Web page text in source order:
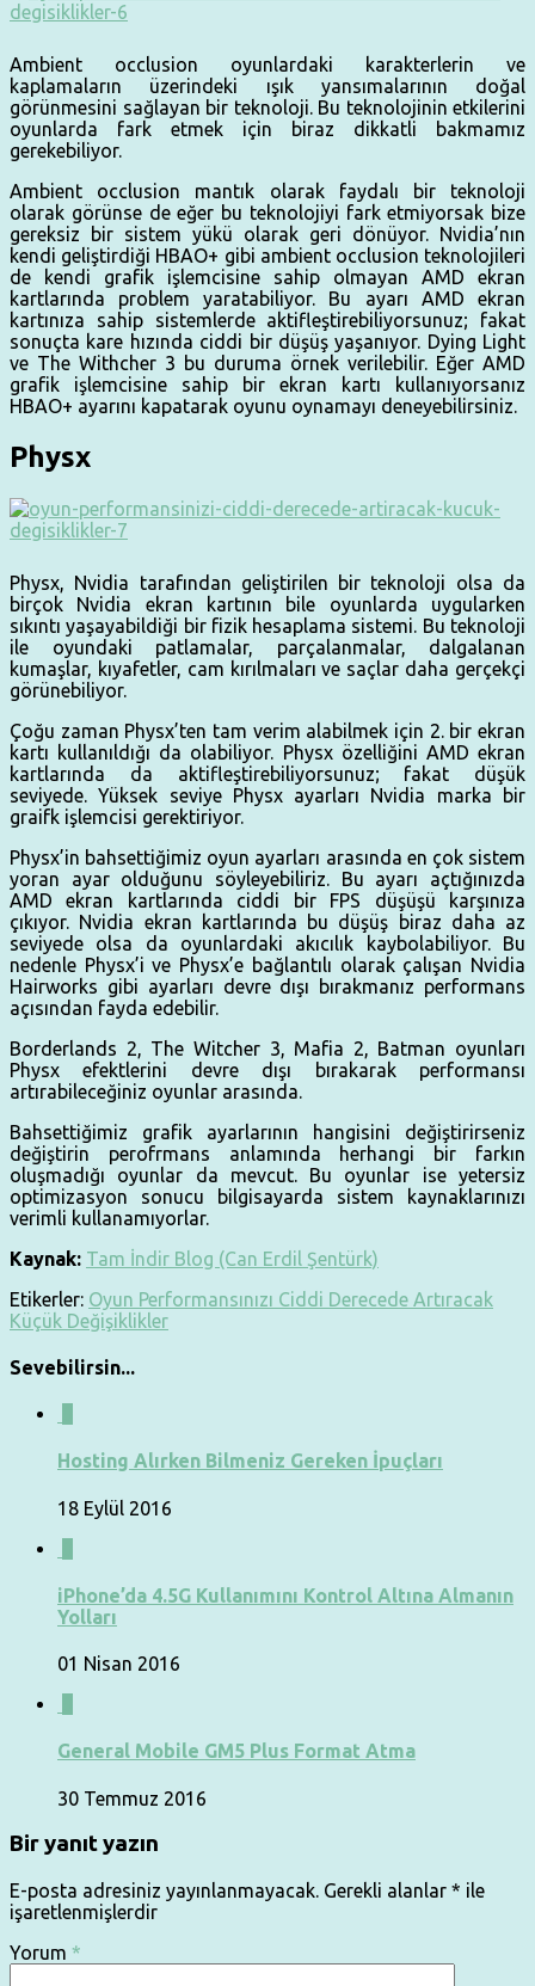
Ambient occlusion oyunlardaki karakterlerin ve
kaplamaların üzerindeki ışık yansımalarının doğal
görünmesini sağlayan bir teknoloji. Bu teknolojinin etkilerini
oyunlarda fark etmek için biraz dikkatli bakmamız
gerekebiliyor.
Ambient occlusion mantık olarak faydalı bir teknoloji
olarak görünse de eğer bu teknolojiyi fark etmiyorsak bize
gereksiz bir sistem yükü olarak geri dönüyor. Nvidia’nın
kendi geliştirdiği HBAO+ gibi ambient occlusion teknolojileri
de kendi grafik işlemcisine sahip olmayan AMD ekran
kartlarında problem yaratabiliyor. Bu ayarı AMD ekran
kartınıza sahip sistemlerde aktifleştirebiliyorsunuz; fakat
sonuçta kare hızında ciddi bir düşüş yaşanıyor. Dying Light
ve The Withcher 3 bu duruma örnek verilebilir. Eğer AMD
grafik işlemcisine sahip bir ekran kartı kullanıyorsanız
HBAO+ ayarını kapatarak oyunu oynamayı deneyebilirsiniz.
Physx
Physx, Nvidia tarafından geliştirilen bir teknoloji olsa da
birçok Nvidia ekran kartının bile oyunlarda uygularken
sıkıntı yaşayabildiği bir fizik hesaplama sistemi. Bu teknoloji
ile oyundaki patlamalar, parçalanmalar, dalgalanan
kumaşlar, kıyafetler, cam kırılmaları ve saçlar daha gerçekçi
görünebiliyor.
Çoğu zaman Physx’ten tam verim alabilmek için 2. bir ekran
kartı kullanıldığı da olabiliyor. Physx özelliğini AMD ekran
kartlarında da aktifleştirebiliyorsunuz; fakat düşük
seviyede. Yüksek seviye Physx ayarları Nvidia marka bir
graifk işlemcisi gerektiriyor.
Physx’in bahsettiğimiz oyun ayarları arasında en çok sistem
yoran ayar olduğunu söyleyebiliriz. Bu ayarı açtığınızda
AMD ekran kartlarında ciddi bir FPS düşüşü karşınıza
çıkıyor. Nvidia ekran kartlarında bu düşüş biraz daha az
seviyede olsa da oyunlardaki akıcılık kaybolabiliyor. Bu
nedenle Physx’i ve Physx’e bağlantılı olarak çalışan Nvidia
Hairworks gibi ayarları devre dışı bırakmanız performans
açısından fayda edebilir.
Borderlands 2, The Witcher 3, Mafia 2, Batman oyunları
Physx efektlerini devre dışı bırakarak performansı
artırabileceğiniz oyunlar arasında.
Bahsettiğimiz grafik ayarlarının hangisini değiştirirseniz
değiştirin perofrmans anlamında herhangi bir farkın
oluşmadığı oyunlar da mevcut. Bu oyunlar ise yetersiz
optimizasyon sonucu bilgisayarda sistem kaynaklarınızı
verimli kullanamıyorlar.
Kaynak: Tam İndir Blog (Can Erdil Şentürk)
Etikerler: Oyun Performansınızı Ciddi Derecede Artıracak
Küçük Değişiklikler
Sevebilirsin...
Hosting Alırken Bilmeniz Gereken İpuçları
18 Eylül 2016
iPhone’da 4.5G Kullanımını Kontrol Altına Almanın
Yolları
01 Nisan 2016
General Mobile GM5 Plus Format Atma
30 Temmuz 2016
Bir yanıt yazın
E-posta adresiniz yayınlanmayacak. Gerekli alanlar * ile
işaretlenmişlerdir
Yorum *